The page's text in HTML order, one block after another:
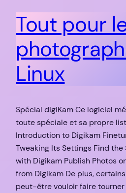
Tout pour
Linux
Spécial digiKam Ce logiciel
toute spéciale et sa propre
Introduction to Digikam
Tweaking Its Settings Find
with Digikam Publish Photos
from Digikam De plus,
peut-être vouloir faire tourner